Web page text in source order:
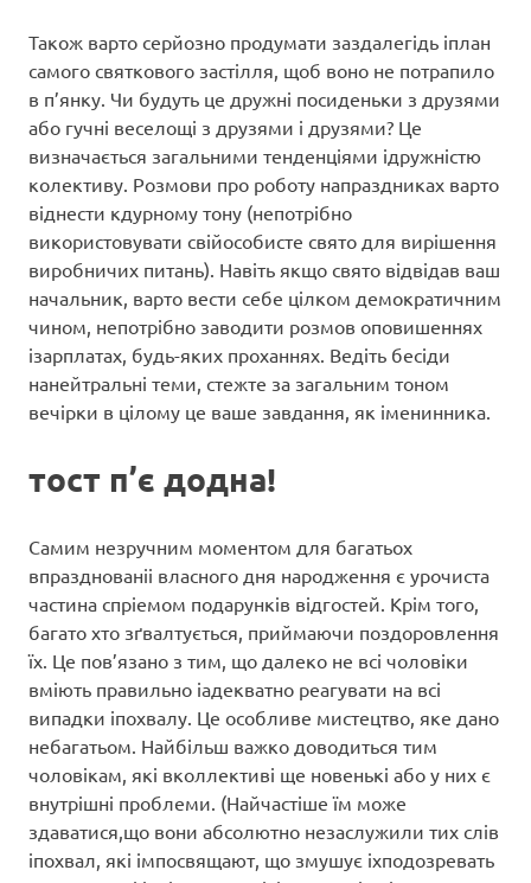
Також варто серйозно продумати заздалегідь іплан
самого святкового застілля, щоб воно не потрапило
в п’янку. Чи будуть це дружні посиденьки з друзями
або гучні веселощі з друзями і друзями? Це
визначається загальними тенденціями ідружністю
колективу. Розмови про роботу напраздниках варто
віднести кдурному тону (непотрібно
використовувати свійособисте свято для вирішення
виробничих питань). Навіть якщо свято відвідав ваш
начальник, варто вести себе цілком демократичним
чином, непотрібно заводити розмов оповишеннях
ізарплатах, будь-яких проханнях. Ведіть бесіди
нанейтральні теми, стежте за загальним тоном
вечірки в цілому це ваше завдання, як іменинника.
тост п’є додна!
Самим незручним моментом для багатьох
впразднованіі власного дня народження є урочиста
частина спріемом подарунків відгостей. Крім того,
багато хто зґвалтується, приймаючи поздоровлення
їх. Це пов’язано з тим, що далеко не всі чоловіки
вміють правильно іадекватно реагувати на всі
випадки іпохвалу. Це особливе мистецтво, яке дано
небагатьом. Найбільш важко доводиться тим
чоловікам, які вколлективі ще новенькі або у них є
внутрішні проблеми. (Найчастіше їм може
здаватися,що вони абсолютно незаслужили тих слів
іпохвал, які імпосвящают, що змушує іхподозревать